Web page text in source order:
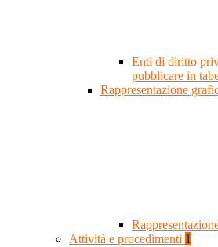
Enti di diritto
pubblicare in
Rappresentazione
Attività e procedimenti 1